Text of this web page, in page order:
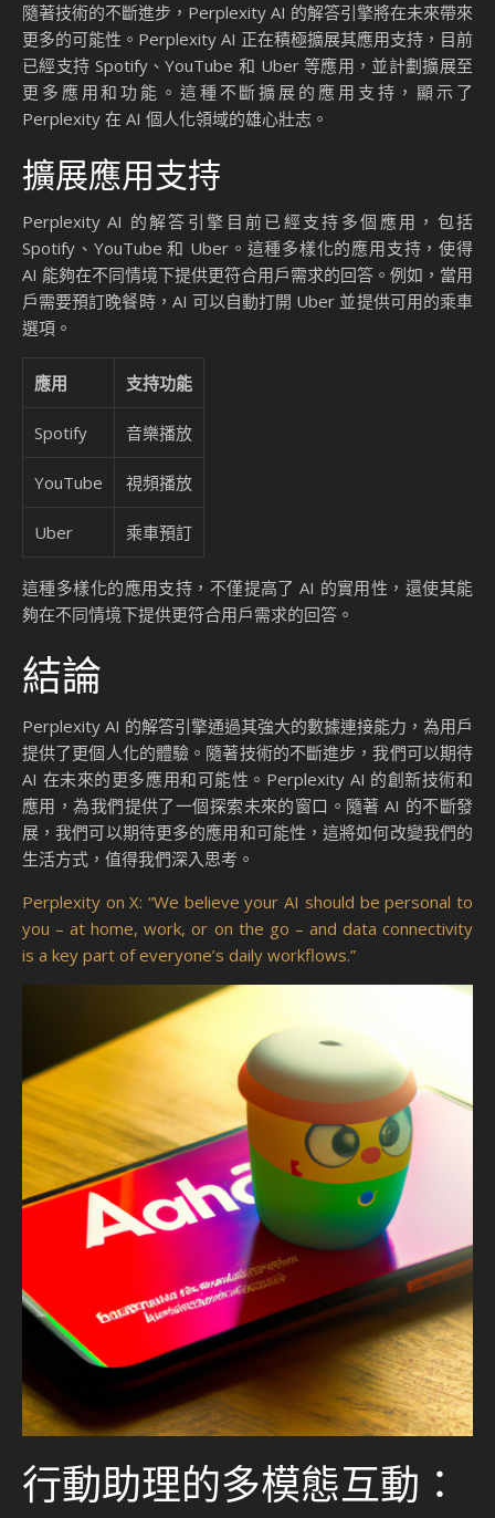
隨著技術的不斷進步，Perplexity AI 的解答引擎將在未來帶來
更多的可能性。Perplexity AI 正在積極擴展其應用支持，目前
已經支持 Spotify、YouTube 和 Uber 等應用，並計劃擴展至
更多應用和功能。這種不斷擴展的應用支持，顯示了
Perplexity 在 AI 個人化領域的雄心壯志。
擴展應用支持
Perplexity AI 的解答引擎目前已經支持多個應用，包括
Spotify、YouTube 和 Uber。這種多樣化的應用支持，使得
AI 能夠在不同情境下提供更符合用戶需求的回答。例如，當用
戶需要預訂晚餐時，AI 可以自動打開 Uber 並提供可用的乘車
選項。
應用 支持功能
Spotify 音樂播放
YouTube 視頻播放
Uber 乘車預訂
這種多樣化的應用支持，不僅提高了 AI 的實用性，還使其能
夠在不同情境下提供更符合用戶需求的回答。
結論
Perplexity AI 的解答引擎通過其強大的數據連接能力，為用戶
提供了更個人化的體驗。隨著技術的不斷進步，我們可以期待
AI 在未來的更多應用和可能性。Perplexity AI 的創新技術和
應用，為我們提供了一個探索未來的窗口。隨著 AI 的不斷發
展，我們可以期待更多的應用和可能性，這將如何改變我們的
生活方式，值得我們深入思考。
Perplexity on X: “We believe your AI should be personal to
you – at home, work, or on the go – and data connectivity
is a key part of everyone’s daily workflows.”
行動助理的多模態互動：